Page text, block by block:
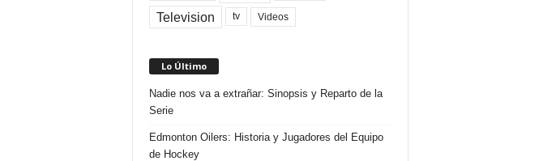
Television tv Videos
Lo Último
Nadie nos va a extrañar: Sinopsis y Reparto de la
Serie
Edmonton Oilers: Historia y Jugadores del Equipo
de Hockey